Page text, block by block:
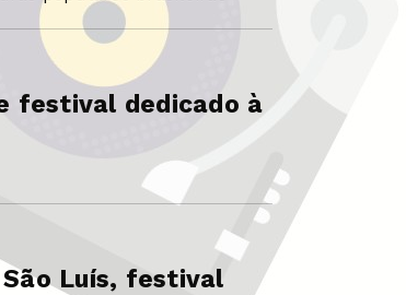
festival dedicado à
Luís, festival